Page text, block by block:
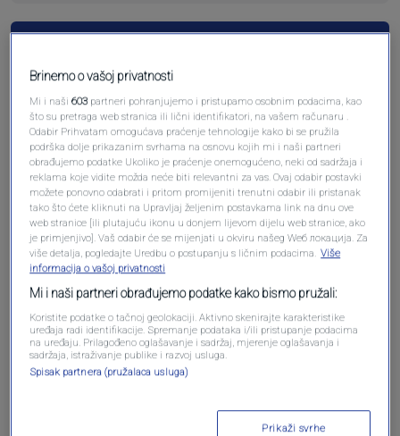
Oglas
Brinemo o vašoj privatnosti
Mi i naši603 partneri pohranjujemo i pristupamo osobnim podacima, kao
što su pretraga web stranica ili lični identifikatori, na vašem računaru .
Odabir Prihvatam omogućava praćenje tehnologije kako bi se pružila
podrška dolje prikazanim svrhama na osnovu kojih mi i naši partneri
obrađujemo podatke Ukoliko je praćenje onemogućeno, neki od sadržaja i
reklama koje vidite možda neće biti relevantni za vas. Ovaj odabir postavki
možete ponovno odabrati i pritom promijeniti trenutni odabir ili pristanak
tako što ćete kliknuti na Upravljaj željenim postavkama link na dnu ove
web stranice [ili plutajuću ikonu u donjem lijevom dijelu web stranice, ako
je primjenjivo]. Vaš odabir će se mijenjati u okviru našeg Wеб локација. Za
više detalja, pogledajte Uredbu o postupanju s ličnim podacima. Više
informacija o vašoj privatnosti
Mi i naši partneri obrađujemo podatke kako bismo pružali:
Koristite podatke o tačnoj geolokaciji. Aktivno skenirajte karakteristike
uređaja radi identifikacije. Spremanje podataka i/ili pristupanje podacima
na uređaju. Prilagođeno oglašavanje i sadržaj, mjerenje oglašavanja i
sadržaja, istraživanje publike i razvoj usluga.
Spisak partnera (pružalaca usluga)
Prikaži svrhe